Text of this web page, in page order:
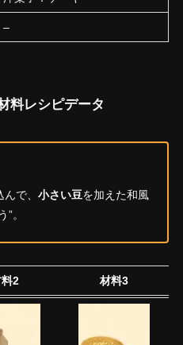
–
料レシピデータ
で、 小さい豆を加えた和風
。
2 材料3